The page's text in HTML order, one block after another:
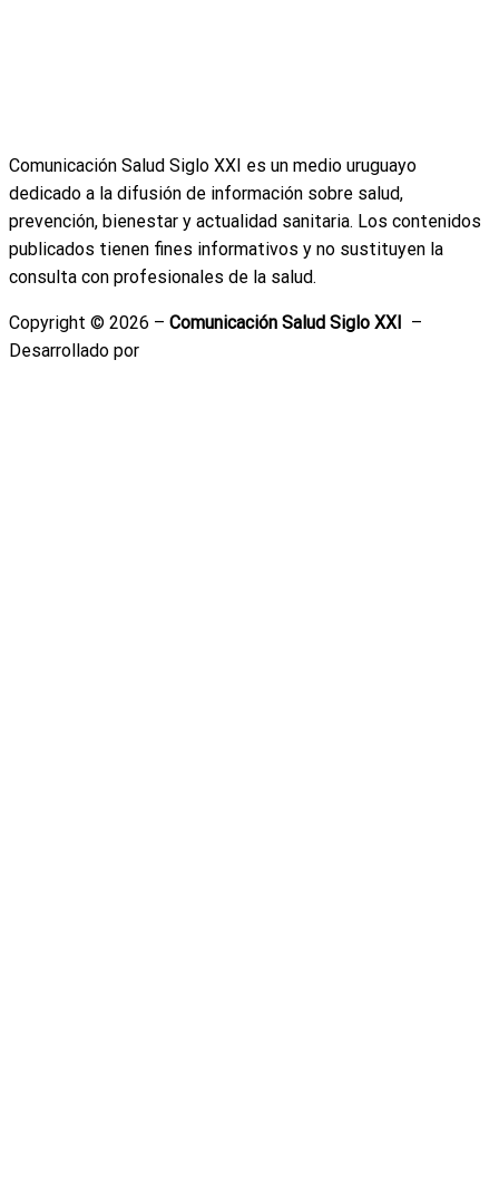
Comunicación Salud Siglo XXI es un medio uruguayo
dedicado a la difusión de información sobre salud,
prevención, bienestar y actualidad sanitaria. Los contenidos
publicados tienen fines informativos y no sustituyen la
consulta con profesionales de la salud.
Copyright © 2026 – Comunicación Salud Siglo XXI –
Desarrollado por